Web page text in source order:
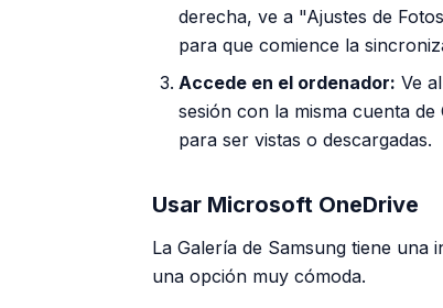
derecha, ve a "Ajustes de
para que comience la
Accede en el ordenador: Ve
sesión con la misma cuenta
para ser vistas o descargadas.
Usar Microsoft OneDrive
La Galería de Samsung tiene
una opción muy cómoda.